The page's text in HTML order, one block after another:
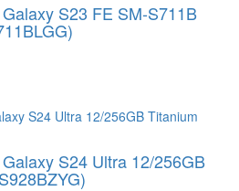
S23 FE SM-S711B
S24 Ultra 12/256GB